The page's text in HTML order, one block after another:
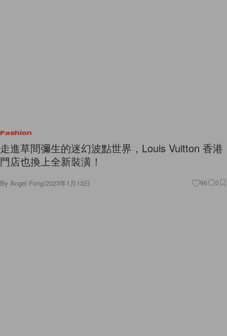
Fashion
走進草間彌生的迷幻波點世界，Louis Vuitton 香港
門店也換上全新裝潢！
By Angel Fong/2023年1月13日 96 0